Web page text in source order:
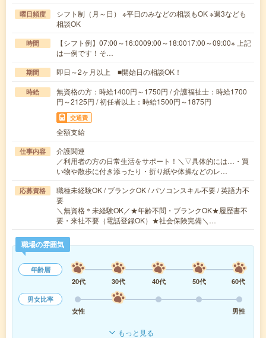
曜日頻度
シフト制（月～日） ※平日のみなどの相談もOK ※週3なども
相談OK
時間
【シフト例】07:00～16:0009:00～18:0017:00～09:00※ 上記
は一例です！そ…
期間 即日～2ヶ月以上 ■開始日の相談OK！
時給
無資格の方：時給1400円～1750円 / 介護福祉士：時給1700
円～2125円 / 初任者以上：時給1500円～1875円
交通費
全額支給
仕事内容
介護関連
／利用者の方の日常生活をサポート！＼▽具体的には…・買
い物や散歩に付き添ったり・折り紙や体操などのレ…
応募資格
職種未経験OK / ブランクOK / パソコンスキル不要 / 英語力不
要
＼無資格＊未経験OK／★年齢不問・ブランクOK★履歴書不
要・来社不要（電話登録OK）★社会保険完備＼…
職場の雰囲気
年齢層
20代
30代 40代 50代
60代
男女比率
女性
男性
もっと見る